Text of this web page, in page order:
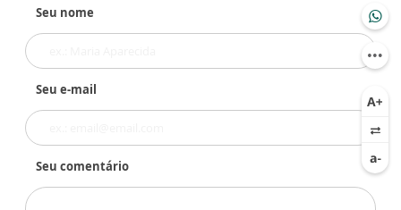
Seu nome
Seu e-mail
Seu comentário